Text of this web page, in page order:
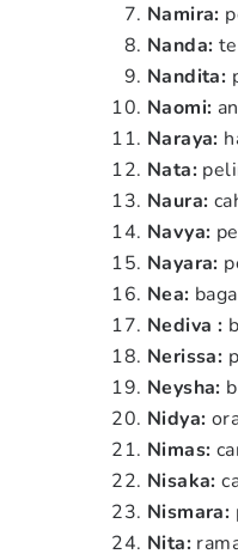
Namira:
Nanda:
Nandita:
Naomi:
Naraya:
Nata:
Naura:
Navya:
Nayara:
Nea:
Nediva :
Nerissa:
Neysha:
Nidya:
Nimas:
Nisaka:
Nismara:
Nita: